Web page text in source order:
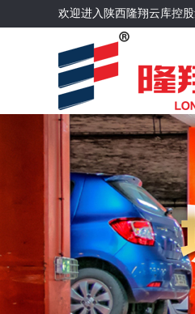
欢迎进入陕西隆翔云库控